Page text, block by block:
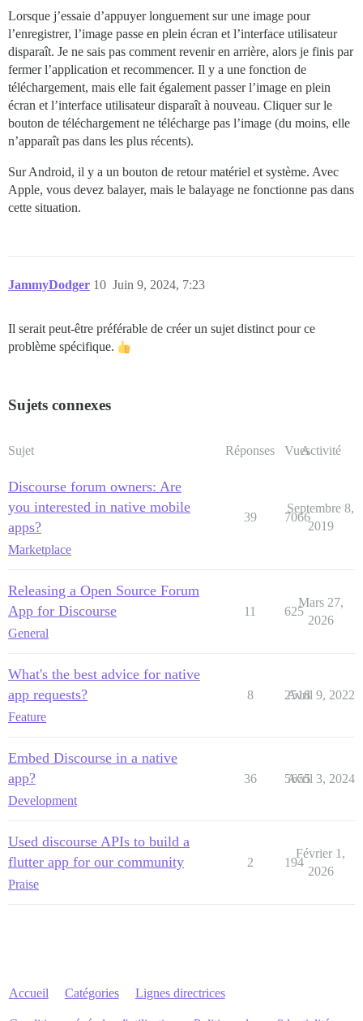
Lorsque j’essaie d’appuyer longuement sur une image pour
l’enregistrer, l’image passe en plein écran et l’interface utilisateur
disparaît. Je ne sais pas comment revenir en arrière, alors je finis par
fermer l’application et recommencer. Il y a une fonction de
téléchargement, mais elle fait également passer l’image en plein
écran et l’interface utilisateur disparaît à nouveau. Cliquer sur le
bouton de téléchargement ne télécharge pas l’image (du moins, elle
n’apparaît pas dans les plus récents).
Sur Android, il y a un bouton de retour matériel et système. Avec
Apple, vous devez balayer, mais le balayage ne fonctionne pas dans
cette situation.
JammyDodger Juin 9, 2024, 7:23
10
Il serait peut-être préférable de créer un sujet distinct pour ce
problème spécifique.
Sujets connexes
Sujet Réponses VuesActivité
Discourse forum owners: Are
you interested in native mobile
apps?
Marketplace
39 7066
Septembre 8,
2019
Releasing a Open Source Forum
App for Discourse
General
11 625
Mars 27,
2026
What's the best advice for native
app requests?
Feature
8 2518
Avril 9, 2022
Embed Discourse in a native
app?
Development
36 5655
Avril 3, 2024
Used discourse APIs to build a
flutter app for our community
Praise
2 194
Février 1,
2026
Accueil Catégories Lignes directrices